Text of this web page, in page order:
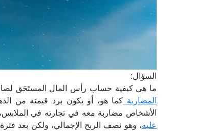
السؤال:
ما هي كيفية حساب رأس المال المستَحَق
المضاربة
الأشخاص مضاربة معه في تجارته في
عليه، وهو نصف الربح الإجمالي، ولكن بعد